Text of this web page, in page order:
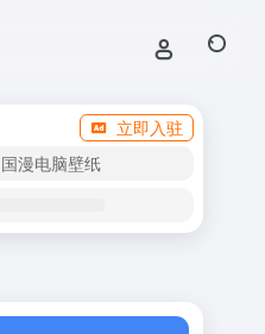
立即入驻
国漫电脑壁纸